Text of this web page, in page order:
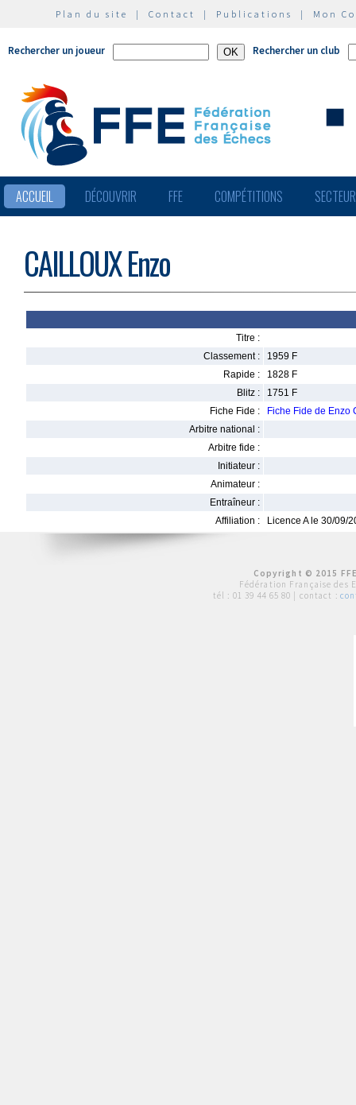
Plan du site | Contact | Publications | Mon
Rechercher un joueur Rechercher un club
ACCUEIL DÉCOUVRIR FFE COMPÉTITIONS
CAILLOUX Enzo
Titre :
Classement :
1959 F
Rapide :
1828 F
Blitz :
1751 F
Fiche Fide :
Fiche Fide de Enzo
Arbitre national :
Arbitre fide :
Initiateur :
Animateur :
Entraîneur :
Affiliation :
Licence A le 30/09/
Copyright © 2015
Fédération Française des
tél : 01 39 44 65 80 | contact :